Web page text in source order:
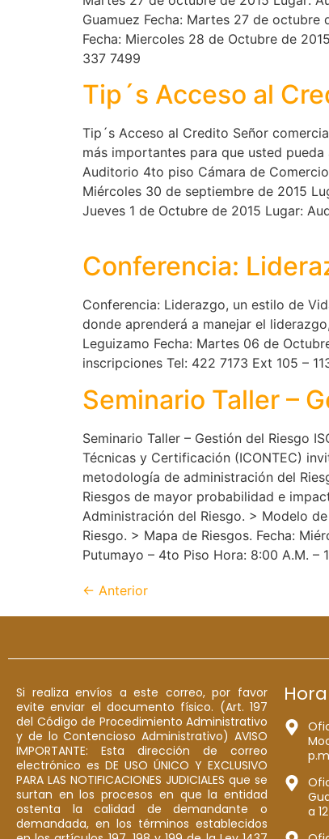
Guamuez Fecha: Martes 27 de
Fecha: Miercoles 28 de Octubre de
337 7499
Tip´s Acceso al
Tip´s Acceso al Credito Señor
más importantes para que usted
Auditorio 4to piso Cámara de
Miércoles 30 de septiembre de 2015
Jueves 1 de Octubre de 2015 Lugar:
Conferencia:
Conferencia: Liderazgo, un estilo de
donde aprenderá a manejar el
Leguizamo Fecha: Martes 06 de
inscripciones Tel: 422 7173 Ext 105 –
Seminario Taller –
Seminario Taller – Gestión del Riesgo
Técnicas y Certificación (ICONTEC)
metodología de administración del
Riesgos de mayor probabilidad e
Administración del Riesgo. > Modelo
Riesgo. > Mapa de Riesgos. Fecha:
Putumayo – 4to Piso Hora: 8:00 A.M. –
← Anterior
Si realiza envíos a este correo, por favor
evite enviar el documento físico. (Art. 197
del Código de Procedimiento Administrativo
y de lo Contencioso Administrativo) AVISO
IMPORTANTE: Esta dirección de correo
electrónico es DE USO ÚNICO Y EXCLUSIVO
PARA LAS NOTIFICACIONES JUDICIALES que se
surtan en los procesos en que la entidad
ostenta la calidad de demandante o
demandada, en los términos establecidos
a